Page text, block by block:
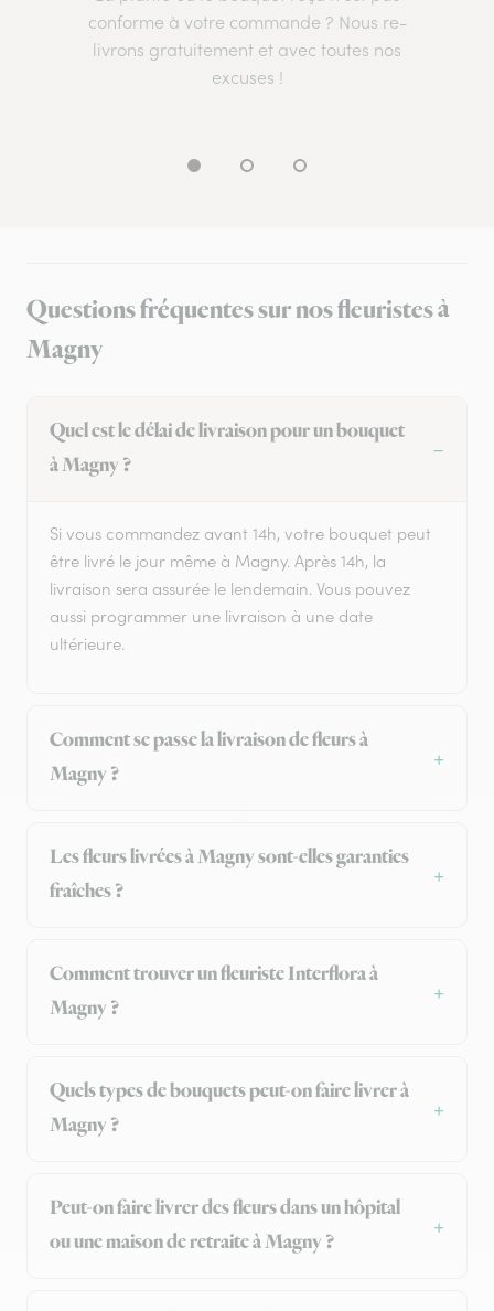
conforme à votre commande ? Nous re-
livrons gratuitement et avec toutes nos
excuses !
Questions fréquentes sur nos fleuristes à
Magny
Quel est le délai de livraison pour un bouquet
à Magny ?
Si vous commandez avant 14h, votre bouquet peut
être livré le jour même à Magny. Après 14h, la
livraison sera assurée le lendemain. Vous pouvez
aussi programmer une livraison à une date
ultérieure.
Comment se passe la livraison de fleurs à
Magny ?
Les fleurs livrées à Magny sont-elles garanties
fraîches ?
Comment trouver un fleuriste Interflora à
Magny ?
Quels types de bouquets peut-on faire livrer à
Magny ?
Peut-on faire livrer des fleurs dans un hôpital
ou une maison de retraite à Magny ?